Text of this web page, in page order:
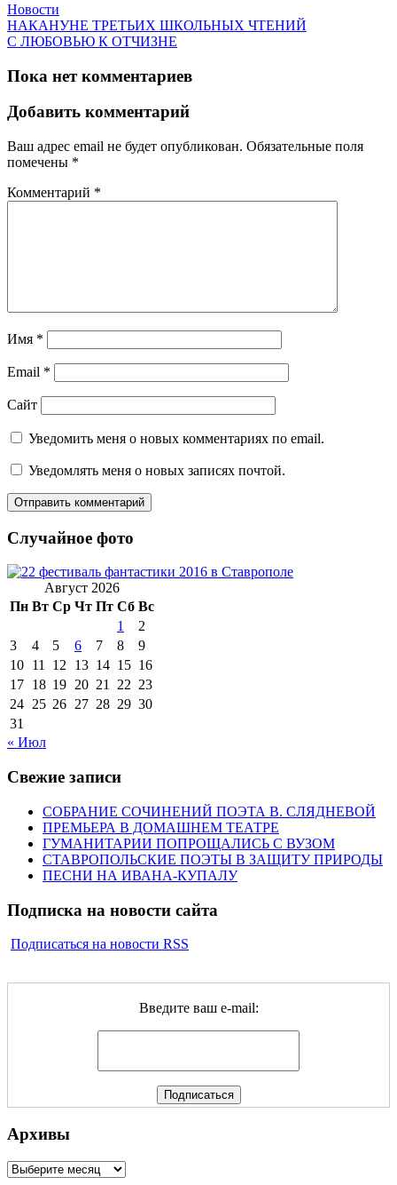
Новости
НАКАНУНЕ ТРЕТЬИХ ШКОЛЬНЫХ ЧТЕНИЙ
С ЛЮБОВЬЮ К ОТЧИЗНЕ
Пока нет комментариев
Добавить комментарий
Ваш адрес email не будет опубликован. Обязательные поля
помечены *
Комментарий *
Имя *
Email *
Сайт
Уведомить меня о новых комментариях по email.
Уведомлять меня о новых записях почтой.
Случайное фото
Август 2026
Пн Вт Ср Чт Пт Сб Вс
1
2
3
4 5 6 7 8
9
10 11 12 13 14 15 16
17 18 19 20 21 22 23
24 25 26 27 28 29 30
31
« Июл
Свежие записи
СОБРАНИЕ СОЧИНЕНИЙ ПОЭТА В. СЛЯДНЕВОЙ
ПРЕМЬЕРА В ДОМАШНЕМ ТЕАТРЕ
ГУМАНИТАРИИ ПОПРОЩАЛИСЬ С ВУЗОМ
СТАВРОПОЛЬСКИЕ ПОЭТЫ В ЗАЩИТУ ПРИРОДЫ
ПЕСНИ НА ИВАНА-КУПАЛУ
Подписка на новости сайта
Подписаться на новости RSS
Введите ваш e-mail:
Архивы
Архивы